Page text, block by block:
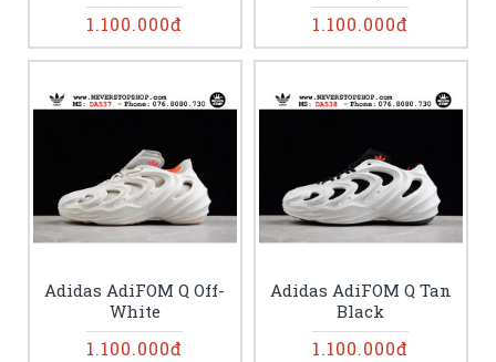
1.100.000đ 1.100.000đ
Adidas AdiFOM Q Off-
White
1.100.000đ
Adidas AdiFOM Q Tan
Black
1.100.000đ